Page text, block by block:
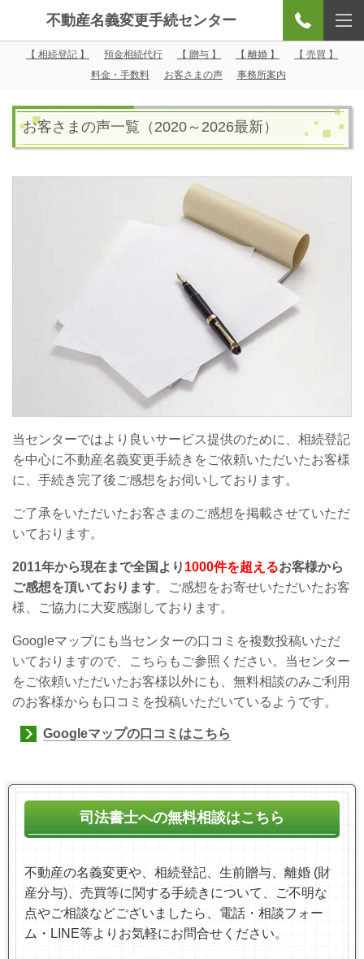
不動産名義変更手続センター
【 相続登記 】 預金相続代行 【 贈与 】 【 離婚 】
【 売買 】
料金・手数料
お客さまの声 事務所案内
お客さまの声一覧（2020～2026最新）
当センターではより良いサービス提供のために、相続登記
を中心に不動産名義変更手続きを ご依頼いただいたお客様
に、手続き完了後ご感想をお伺いしております。
ご了承をいただいたお客さまのご感想を掲載させていただ
いております。
2011年から現在まで全国より 1000件を超えるお客様から
ご感想を頂いております。
ご感想をお寄せいただいたお客
様、
ご協力に大変感謝しております。
Googleマップにも当センターの口コミを複数投稿いただ
いておりますので、こちらもご参照ください。当センター
をご依頼いただいたお客様以外にも、無料相談のみご利用
のお客様からも口コミを投稿いただいているようです。
Googleマップの口コミはこちら
司法書士への無料相談はこちら
不動産の名義変更や、相続登記、生前贈与、離婚 (財
産分与)、売買等に関する手続きについて、ご不明な
点やご相談などございましたら、電話・相談フォー
ム・LINE等より お気軽にお問合せください。